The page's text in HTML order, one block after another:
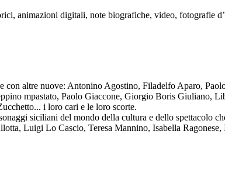
animazioni digitali, note biografiche, video, fotografie
con altre nuove: Antonino Agostino, Filadelfo Aparo,
mpastato, Paolo Giaccone, Giorgio Boris Giuliano,
i loro cari e le loro scorte.
siciliani del mondo della cultura e dello spettacolo
Luigi Lo Cascio, Teresa Mannino, Isabella Ragonese,